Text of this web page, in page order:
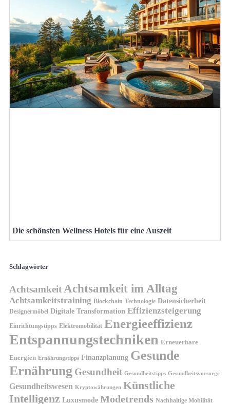
Die schönsten Wellness Hotels für eine Auszeit
Schlagwörter
AchtsamkeitAchtsamkeit im Alltag
Achtsamkeitstraining Blockchain-Technologie Datensicherheit
Designermöbel Digitale Transformation Effizienzsteigerung
Einrichtungstipps Elektromobilität Energieeffizienz
Entspannungstechniken Erneuerbare
Energien Ernährungstipps Finanzplanung Gesunde
Ernährung Gesundheit Gesundheitstipps Gesundheitsvorsorge
Gesundheitswesen Kryptowährungen Künstliche
Intelligenz Luxusmode Modetrends Nachhaltige Mobilität